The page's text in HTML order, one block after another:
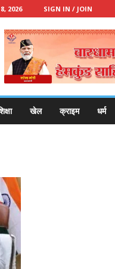
2026 SIGN IN / JOIN
खेल क्राइम धर्म